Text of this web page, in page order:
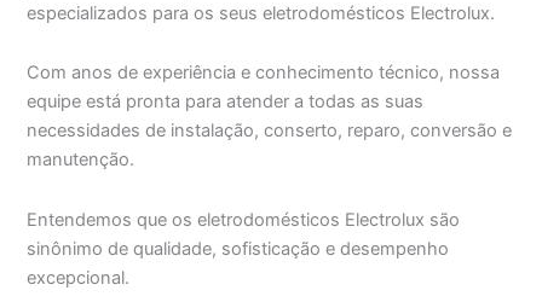
especializados para os seus eletrodomésticos Electrolux.
Com anos de experiência e conhecimento técnico, nossa
equipe está pronta para atender a todas as suas
necessidades de instalação, conserto, reparo, conversão e
manutenção.
Entendemos que os eletrodomésticos Electrolux são
sinônimo de qualidade, sofisticação e desempenho
excepcional.